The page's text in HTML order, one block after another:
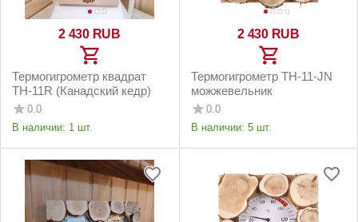
2 430 RUB
Термогигрометр квадрат
TH-11R (Канадский кедр)
0.0
В наличии: 1 шт.
2 430 RUB
Термогигрометр ТН-11-JN
можжевельник
0.0
В наличии: 5 шт.